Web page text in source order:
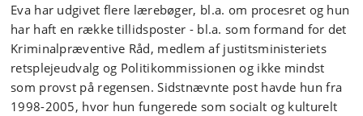
Eva har udgivet flere lærebøger, bl.a. om procesret og hun
har haft en række tillidsposter - bl.a. som formand for det
Kriminalpræventive Råd, medlem af justitsministeriets
retsplejeudvalg og Politikommissionen og ikke mindst
som provst på regensen. Sidstnævnte post havde hun fra
1998-2005, hvor hun fungerede som socialt og kulturelt